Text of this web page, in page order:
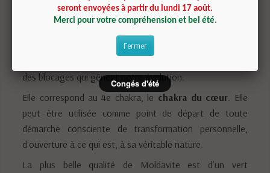
La Moldavite est indiquée pour se libérer d’émotions
l’énergie de la Moldavite va donc pénétrer dans nos
des blocages qui gênent notre évolution.
Elle correspond au 4e chakra, le chakra du cœur . Elle
peut être utilisée comme point de départ de toute
démarche consciente de transformation personnelle,
d'ouverture à ce qui est, à sa véritable nature.
La plus belle qualité de Moldavite est d’un vert
seront envoyées à partir du lundi 17 août.
Merci pour votre compréhension et bel été.
Fermer
Congés d'été